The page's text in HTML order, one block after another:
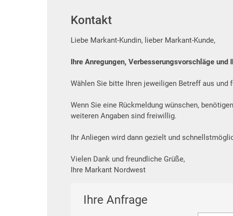
Kontakt
Liebe Markant-Kundin, lieber Markant-Kunde,
Ihre Anregungen, Verbesserungsvorschläge
Wählen Sie bitte Ihren jeweiligen Betreff aus
Wenn Sie eine Rückmeldung wünschen,
weiteren Angaben sind freiwillig.
Ihr Anliegen wird dann gezielt und
Vielen Dank und freundliche Grüße,
Ihre Markant Nordwest
Ihre Anfrage